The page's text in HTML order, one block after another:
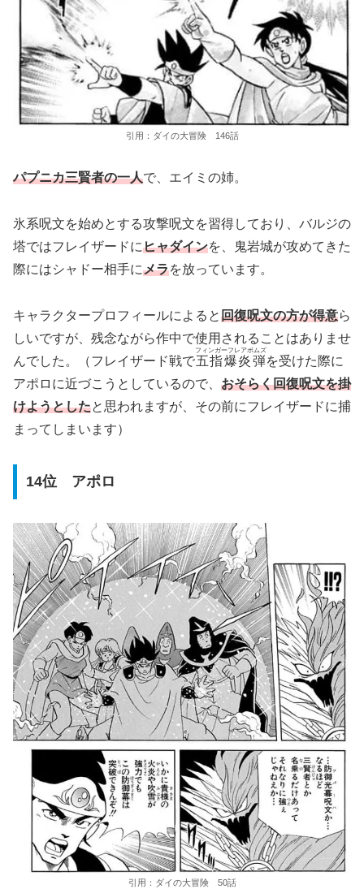
引用：ダイの大冒険 146話
パプニカ三賢者の一人で、エイミの姉。
氷系呪文を始めとする攻撃呪文を習得しており、バルジの
塔ではフレイザードにヒャダインを、鬼岩城が攻めてきた
際にはシャドー相手にメラを放っています。
キャラクタープロフィールによると回復呪文の方が得意ら
しいですが、残念ながら作中で使用されることはありませ
んでした。（フレイザード戦で五指爆炎弾
フィンガーフレアボムズ
を受けた際に
アポロに近づこうとしているので、 おそらく回復呪文を掛
けようとしたと思われますが、その前にフレイザードに捕
まってしまいます）
14位 アポロ
引用：ダイの大冒険 50話